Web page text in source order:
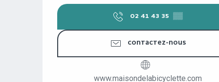
02 41 43 35 ▒▒
CONTACTEZ-NOUS
www.maisondelabicyclette.com